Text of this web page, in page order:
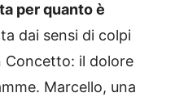
per quanto è
dai sensi di colpi
il dolore
Marcello, una